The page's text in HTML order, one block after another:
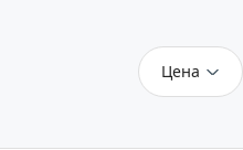
Цена